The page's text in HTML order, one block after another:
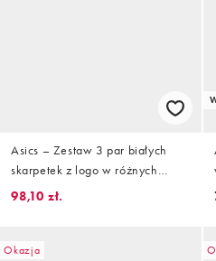
Asics – Zestaw 3 par białych
skarpetek z logo w różnych
kolorach
98,10 zł.
Okazja